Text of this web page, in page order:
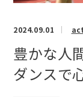
2024.09.01
豊かな人
ダンスで